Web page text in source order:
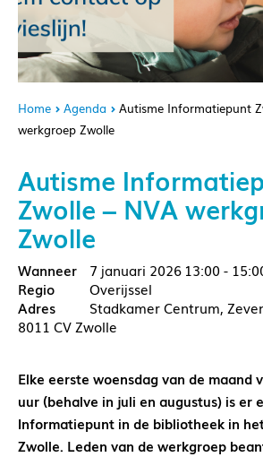
Home Agenda
Autisme Informatiepunt
werkgroep Zwolle
Autisme
Zwolle – NVA
Zwolle
7 januari 2026 13:00 -
Overijssel
Stadkamer Centrum,
8011 CV Zwolle
Elke eerste woensdag van de maand
uur (behalve in juli en augustus) is er
Informatiepunt in de bibliotheek in
Zwolle. Leden van de werkgroep